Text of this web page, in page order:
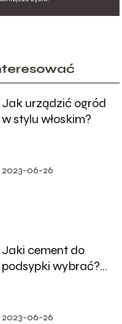
Jak urządzić ogród
w stylu włoskim?
2023-06-26
Jaki cement do
podsypki wybrać?
2023-06-26